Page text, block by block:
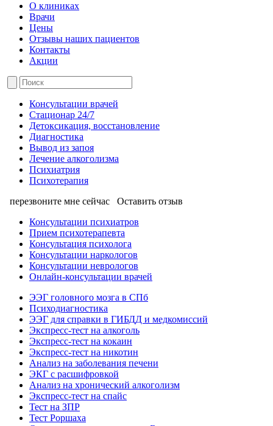
О клиниках
Врачи
Цены
Отзывы наших пациентов
Контакты
Акции
Консультации врачей
Стационар 24/7
Детоксикация, восстановление
Диагностика
Вывод из запоя
Лечение алкоголизма
Психиатрия
Психотерапия
перезвоните мне сейчас
Оставить отзыв
Консультации психиатров
Прием психотерапевта
Консультация психолога
Консультации наркологов
Консультации неврологов
Онлайн-консультации врачей
ЭЭГ головного мозга в СПб
Психодиагностика
ЭЭГ для справки в ГИБДД и медкомиссий
Экспресс-тест на алкоголь
Экспресс-тест на кокаин
Экспресс-тест на никотин
Анализ на заболевания печени
ЭКГ с расшифровкой
Анализ на хронический алкоголизм
Экспресс-тест на спайс
Тест на ЗПР
Тест Роршаха